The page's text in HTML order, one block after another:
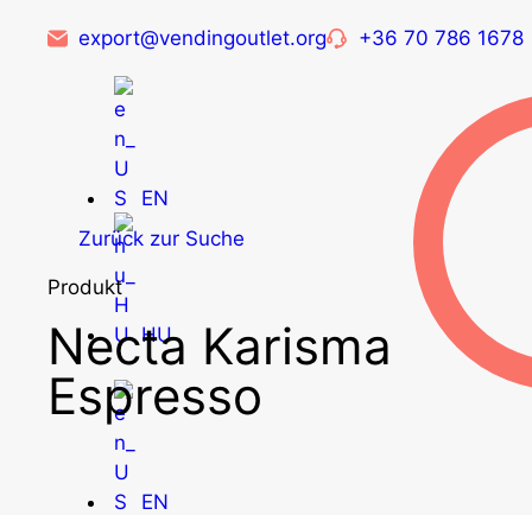
export@vendingoutlet.org +36 70 786 1678
EN
HU
EN
Zurück zur Suche
Produkt
Necta Karisma
Espresso